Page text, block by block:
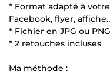
* Format adapté à
Facebook, flyer,
* Fichier en JPG ou
* 2 retouches incluses
Ma méthode :